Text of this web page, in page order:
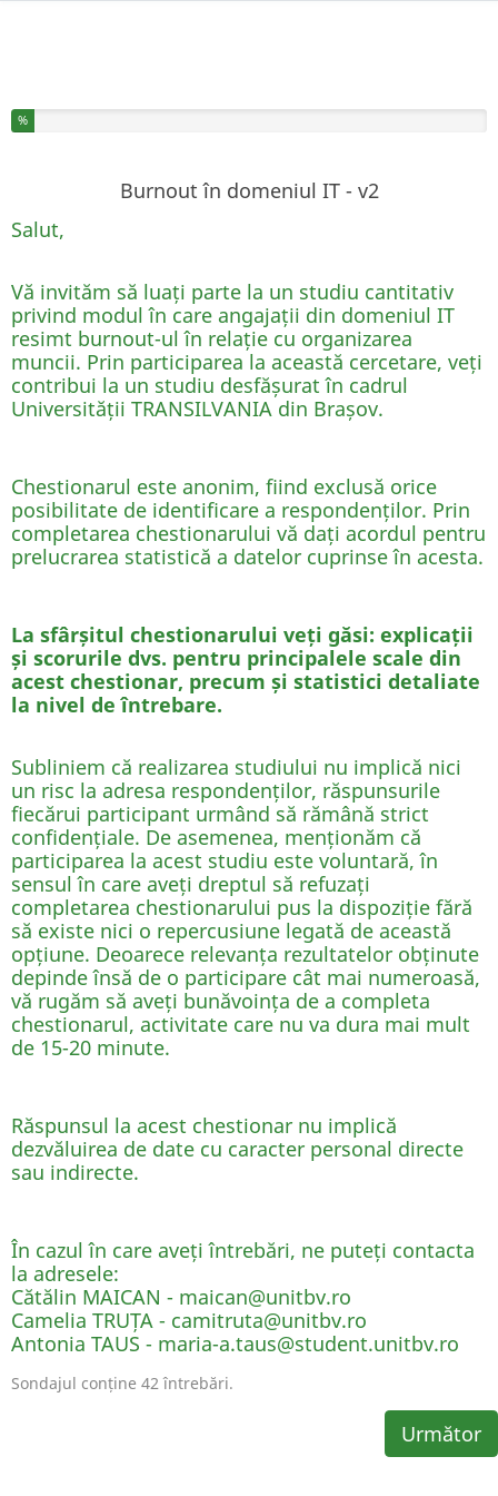
Ați completat % din acest chestionar
%
Burnout în domeniul IT - v2
Salut,
Vă invităm să luați parte la un studiu cantitativ
privind modul în care angajații din domeniul IT
resimt burnout-ul în relație cu organizarea
muncii. Prin participarea la această cercetare, veți
contribui la un studiu desfășurat în cadrul
Universității TRANSILVANIA din Brașov.
Chestionarul este anonim, fiind exclusă orice
posibilitate de identificare a respondenților. Prin
completarea chestionarului vă dați acordul pentru
prelucrarea statistică a datelor cuprinse în acesta.
La sfârșitul chestionarului veți găsi: explicații
și scorurile dvs. pentru principalele scale din
acest chestionar, precum și statistici detaliate
la nivel de întrebare.
Subliniem că realizarea studiului nu implică nici
un risc la adresa respondenților, răspunsurile
fiecărui participant urmând să rămână strict
confidențiale. De asemenea, menționăm că
participarea la acest studiu este voluntară, în
sensul în care aveți dreptul să refuzați
completarea chestionarului pus la dispoziție fără
să existe nici o repercusiune legată de această
opțiune. Deoarece relevanța rezultatelor obținute
depinde însă de o participare cât mai numeroasă,
vă rugăm să aveți bunăvoința de a completa
chestionarul, activitate care nu va dura mai mult
de 15-20 minute.
Răspunsul la acest chestionar nu implică
dezvăluirea de date cu caracter personal directe
sau indirecte.
În cazul în care aveți întrebări, ne puteți contacta
la adresele:
Cătălin MAICAN - maican@unitbv.ro
Camelia TRUȚA - camitruta@unitbv.ro
Antonia TAUS - maria-a.taus@student.unitbv.ro
Sondajul conține 42 întrebări.
Următor